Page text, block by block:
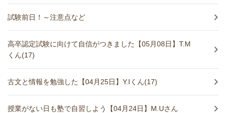
試験前日！～注意点など
高卒認定試験に向けて自信がつきました【05月08日】T.M
くん(17)
古文と情報を勉強した【04月25日】Y.Iくん(17)
授業がない日も塾で自習しよう【04月24日】M.Uさん